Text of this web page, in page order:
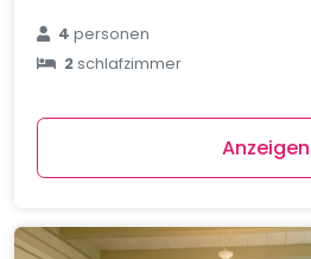
4personen
2schlafzimmer
Anzeigen